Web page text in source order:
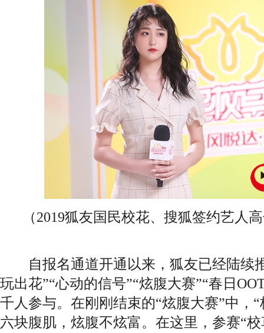
（2019狐友国民校花、搜狐签约艺人
自报名通道开通以来，狐友已经陆续
玩出花”“心动的信号”“炫腹大赛”“春日
千人参与。在刚刚结束的“炫腹大赛”中，
六块腹肌，炫腹不炫富。在这里，参赛“